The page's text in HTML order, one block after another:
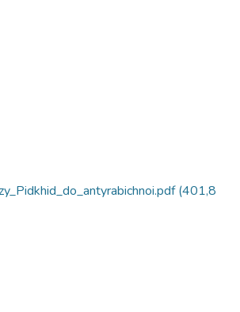
(401,8